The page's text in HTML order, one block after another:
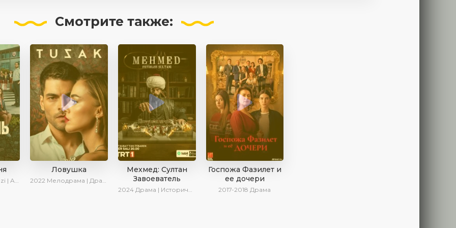
Смотрите также:
Ловушка
2022 Мелодрама | Драма | SesDizi | Ирина Котова
Мехмед: Султан
Завоеватель
2024 Драма | Исторический | AlisaDirilis | Сериалы 2024
Госпожа Фазилет и
ее дочери
2017-2018 Драма